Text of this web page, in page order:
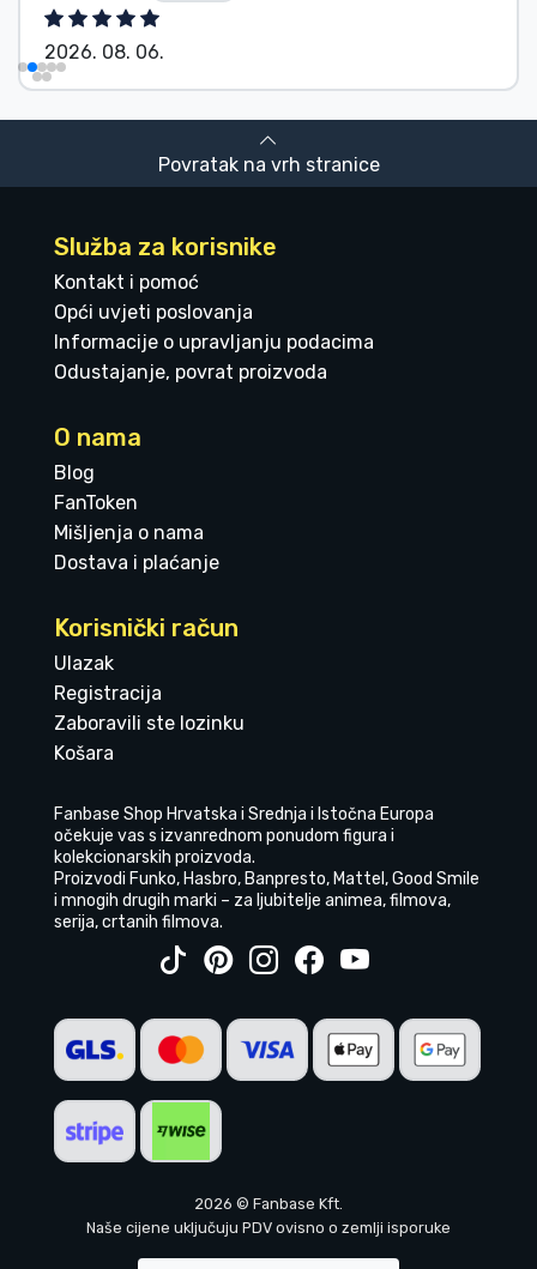
2026. 08. 06.
Povratak na vrh stranice
Služba za korisnike
Kontakt i pomoć
Opći uvjeti poslovanja
Informacije o upravljanju podacima
Odustajanje, povrat proizvoda
O nama
Blog
FanToken
Mišljenja o nama
Dostava i plaćanje
Korisnički račun
Ulazak
Registracija
Zaboravili ste lozinku
Košara
Fanbase Shop Hrvatska i Srednja i Istočna Europa
očekuje vas s izvanrednom ponudom figura i
kolekcionarskih proizvoda.
Proizvodi Funko, Hasbro, Banpresto, Mattel, Good Smile
i mnogih drugih marki – za ljubitelje animea, filmova,
serija, crtanih filmova.
2026 © Fanbase Kft.
Naše cijene uključuju PDV ovisno o zemlji isporuke